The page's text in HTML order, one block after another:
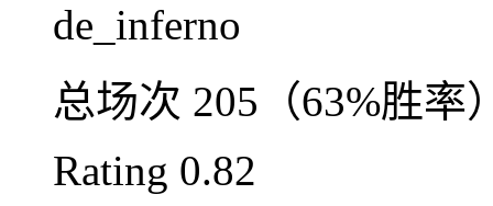
de_inferno
总场次 205（63%胜率
Rating 0.82